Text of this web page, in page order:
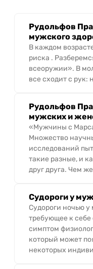
Рудольфов
мужского
В каждом
риска .
всеоружии». В
все сходит с рук:
Рудольфов
мужских и
«Мужчины с
Множество
исследований
такие разные, и
друг друга. Чем
Судороги у
Судороги ночью
требующее к
симптом
который может
некоторых